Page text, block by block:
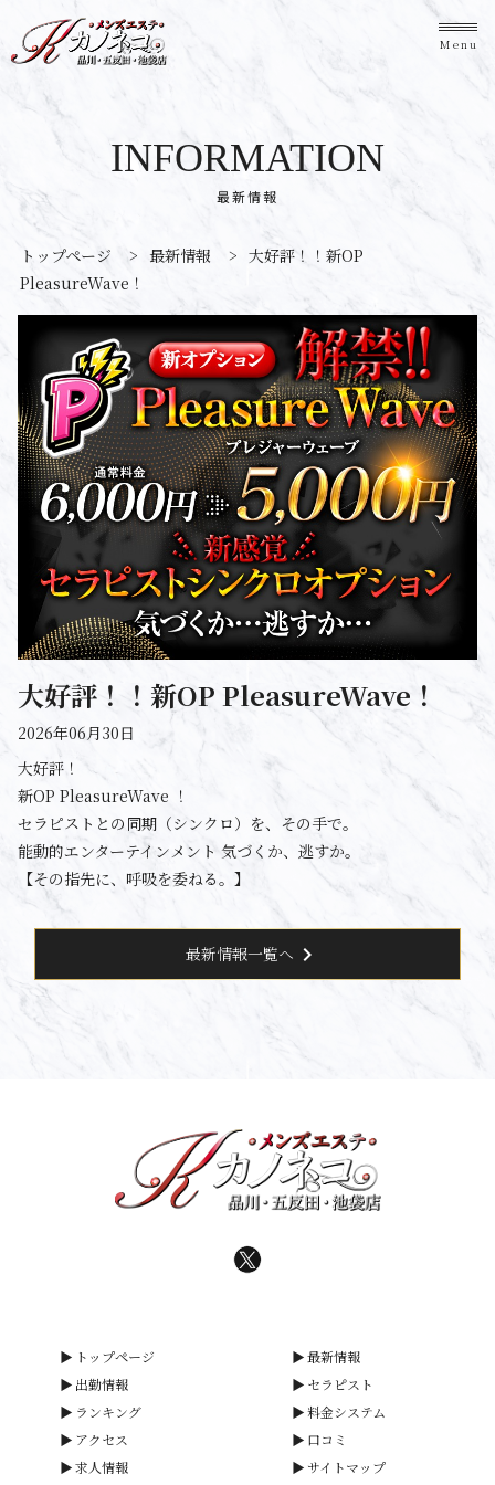
Menu
最新情報
INFORMATION
トップページ > 最新情報 > 大好評！！新OP
PleasureWave！
大好評！！新OP PleasureWave！
2026年06月30日
大好評！
新OP PleasureWave ！
セラピストとの同期（シンクロ）を、その手で。
能動的エンターテインメント 気づくか、逃すか。
【その指先に、呼吸を委ねる。】
最新情報一覧へ chevron_right
トップページ
最新情報
出勤情報
セラピスト
ランキング
料金システム
アクセス
口コミ
求人情報
サイトマップ